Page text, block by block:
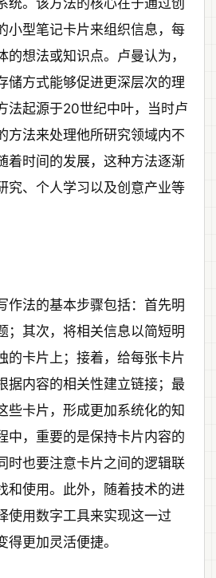
统。该方法的核心在于通过创
小型笔记卡片来组织信息，每
的想法或知识点。卢曼认为，
储方式能够促进更深层次的理
法起源于20世纪中叶，当时卢
方法来处理他所研究领域内不
着时间的发展，这种方法逐渐
究、个人学习以及创意产业等
作法的基本步骤包括：首先明
；其次，将相关信息以简短明
的卡片上；接着，给每张卡片
据内容的相关性建立链接；最
些卡片，形成更加系统化的知
中，重要的是保持卡片内容的
时也要注意卡片之间的逻辑联
和使用。此外，随着技术的进
使用数字工具来实现这一过
更加灵活便捷。